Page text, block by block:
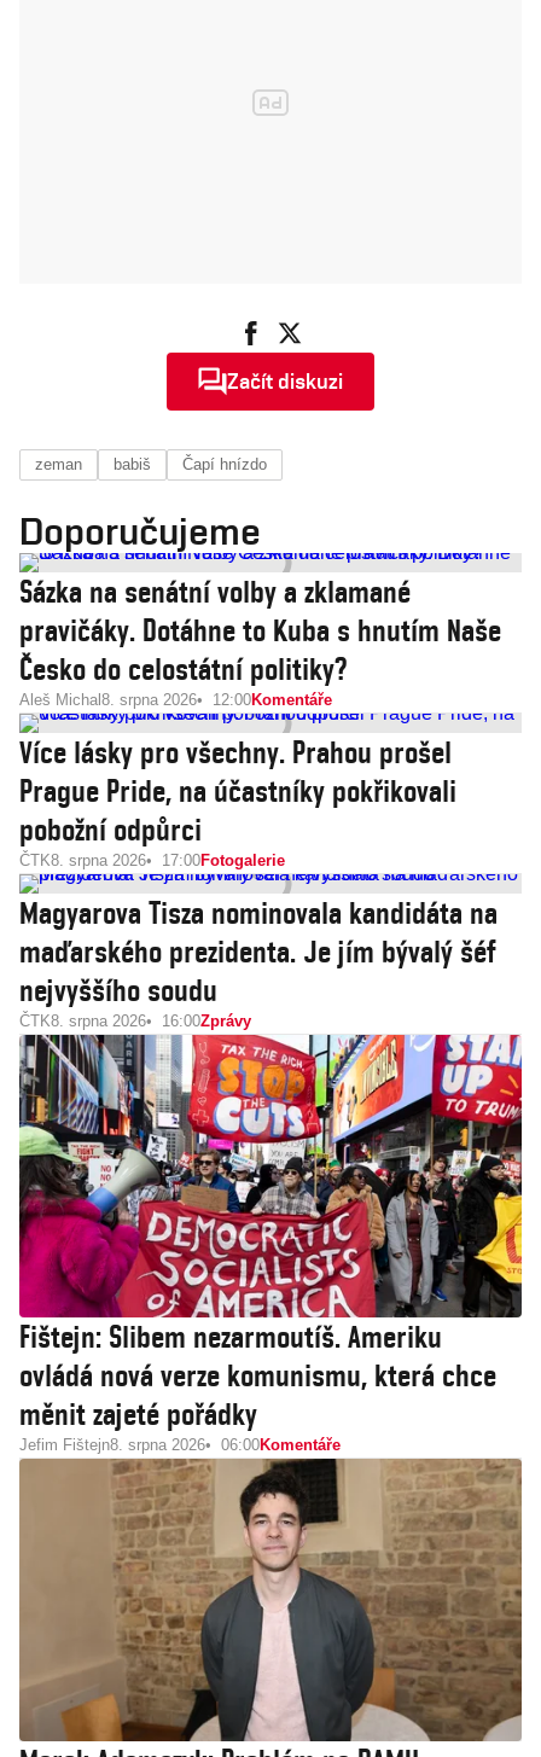
Začít diskuzi
zeman babiš Čapí hnízdo
Doporučujeme
Sázka na senátní volby a zklamané
pravičáky. Dotáhne to Kuba s hnutím Naše
Česko do celostátní politiky?
Aleš Michal 8. srpna 2026 12:00Komentáře
Více lásky pro všechny. Prahou prošel
Prague Pride, na účastníky pokřikovali
pobožní odpůrci
ČTK8. srpna 2026 17:00Fotogalerie
Magyarova Tisza nominovala kandidáta na
maďarského prezidenta. Je jím bývalý šéf
nejvyššího soudu
ČTK8. srpna 2026 16:00Zprávy
Fištejn: Slibem nezarmoutíš. Ameriku
ovládá nová verze komunismu, která chce
měnit zajeté pořádky
Jefim Fištejn8. srpna 2026 06:00Komentáře